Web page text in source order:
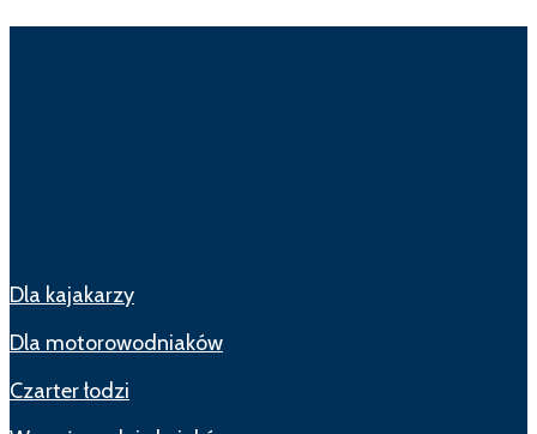
Dla kajakarzy
Dla motorowodniaków
Czarter łodzi